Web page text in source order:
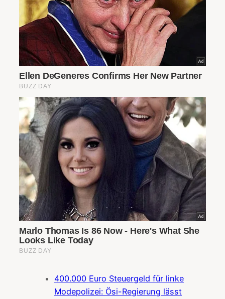
400.000 Euro Steuergeld für linke
Modepolizei: Ösi-Regierung lässt